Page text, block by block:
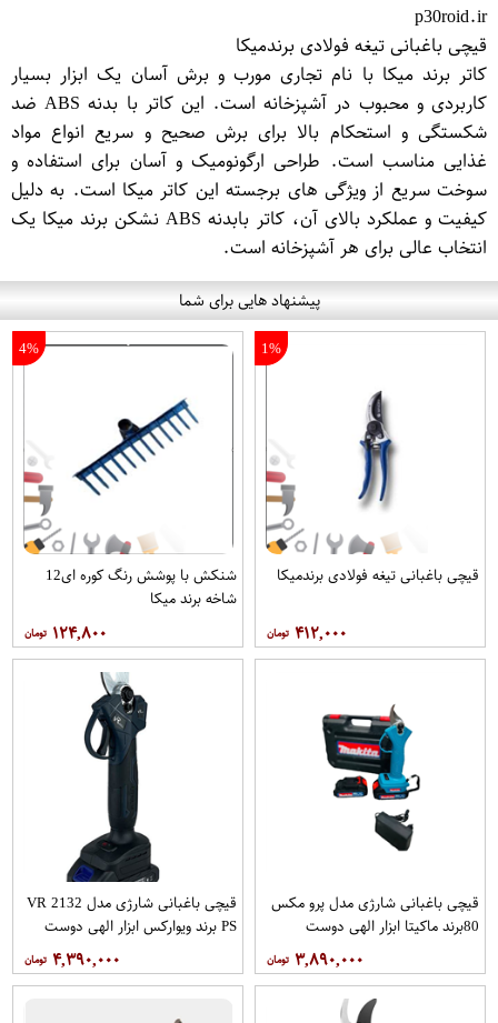
p30roid.ir
قیچی باغبانی تیغه فولادی برندمیکا
کاتر برند میکا با نام تجاری مورب و برش آسان یک ابزار بسیار
کاربردی و محبوب در آشپزخانه است. این کاتر با بدنه ABS ضد
شکستگی و استحکام بالا برای برش صحیح و سریع انواع مواد
غذایی مناسب است. طراحی ارگونومیک و آسان برای استفاده و
سوخت سریع از ویژگی های برجسته این کاتر میکا است. به دلیل
کیفیت و عملکرد بالای آن، کاتر بابدنه ABS نشکن برند میکا یک
انتخاب عالی برای هر آشپزخانه است.
پیشنهاد هایی برای شما
1%
قیچی باغبانی تیغه فولادی برندمیکا
۴۱۲,۰۰۰
4%
شنکش با پوشش رنگ کوره ای12
شاخه برند میکا
۱۲۴,۸۰۰
قیچی باغبانی شارژی مدل پرو مکس
80برند ماکیتا ابزار الهی دوست
۳,۸۹۰,۰۰۰
قیچی باغبانی شارژی مدل VR 2132
PS برند ویوارکس ابزار الهی دوست
۴,۳۹۰,۰۰۰